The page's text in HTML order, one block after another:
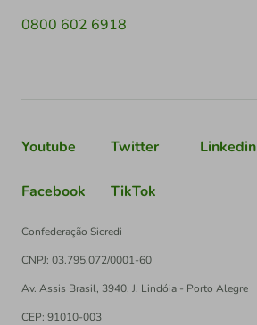
0800 602 6918
Youtube Twitter Linkedin
Facebook TikTok
Confederação Sicredi
CNPJ: 03.795.072/0001-60
Av. Assis Brasil, 3940, J. Lindóia - Porto Alegre
CEP: 91010-003